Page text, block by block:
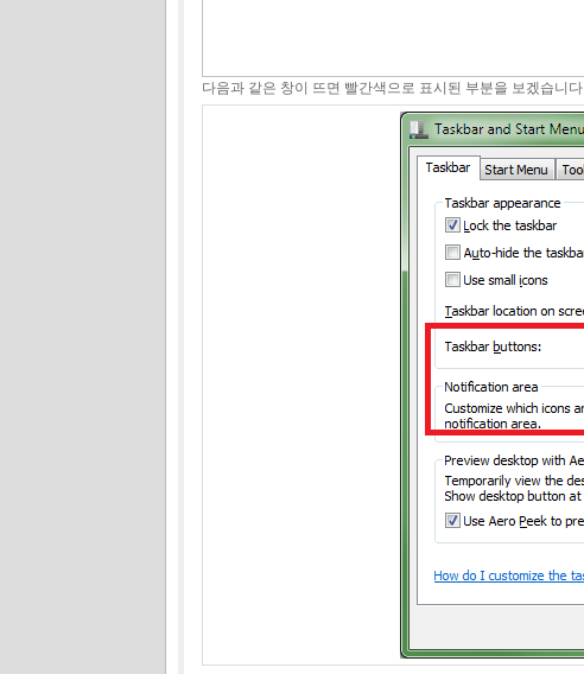
다음과 같은 창이 뜨면 빨간색으로 표시된 부분을 보겠습니다